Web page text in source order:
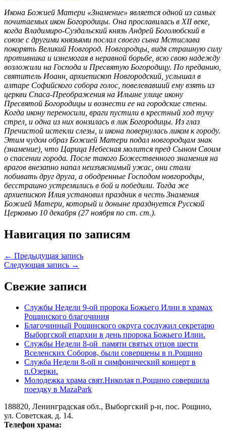
Икона Божией Матери «Знамение» является одной из самых
почитаемых икон Богородицы. Она прославилась в XII веке,
когда Владимиро-Суздальский князь Андрей Боголюбский в
союзе с другими князьями послал своего сына Мстислава
покорять Великий Новгород. Новгородцы, видя страшную силу
противника и изнемогая в неравной борьбе, всю свою надежду
возложили на Господа и Пресвятую Богородицу. По преданию,
святитель Иоанн, архиепископ Новгородский, услышал в
алтаре Софийского собора голос, повелевавший ему взять из
церкви Спаса-Преображения на Ильине улице икону
Пресвятой Богородицы и вознести ее на городские стены.
Когда икону переносили, враги пустили в крестный ход тучу
стрел, и одна из них вонзилась в лик Богородицы. Из глаз
Пречистой истекли слезы, и икона повернулась ликом к городу.
Этим чудом образ Божией Матери подал новгородцам знак
(знамение), что Царица Небесная молится пред Сыном Своим
о спасении города. После такого Божественного знамения на
врагов внезапно напал неизъяснимый ужас, они стали
побивать друг друга, а ободренные Господом новгородцы,
бесстрашно устремились в бой и победили. Тогда же
архиепископ Илия установил праздник в честь Знамения
Божией Матери, который и доныне празднуется Русской
Церковью 10 декабря (27 ноября по ст. ст.).
Навигация по записям
← Предыдущая запись
Следующая запись →
Свежие записи
Службы Недели 9-ой пророка Божьего Илии в храмах
Рощинского благочиния
Благочинный Рощинского округа сослужил секретарю
Выборгской епархии в день пророка Божьего Илии.
Службы Недели 8-ой памяти святых отцов шести
Вселенских Соборов, были совершены в п.Рощино
Служба Недели 8-ой и симфонический концерт в
п.Озерки.
Молодежка храма свят.Николая п.Рощино совершила
поездку в MazaPark
188820, Ленинградская обл., Выборгский р-н, пос. Рощино,
ул. Советская, д. 14.
Телефон храма: